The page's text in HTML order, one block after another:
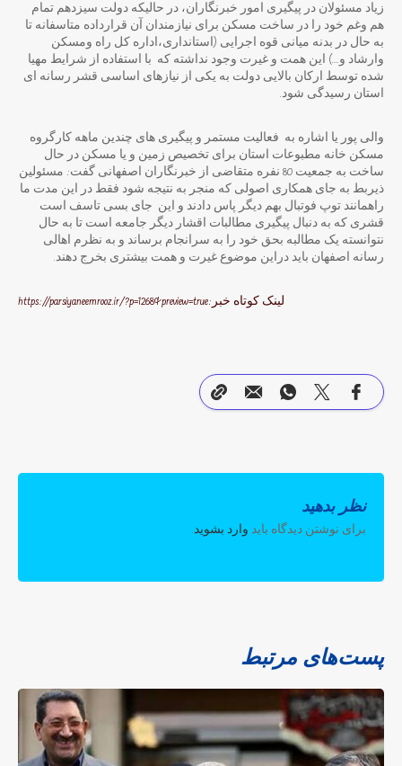
زیاد مسئولان در پیگیری امور خبرنگاران، در حالیکه دولت سیزدهم تمام
هم وغم خود را در ساخت مسکن برای نیازمندان آن قرارداده متاسفانه تا
به حال در بدنه میانی قوه اجرایی (استانداری،اداره کل راه ومسکن
وارشاد و….) این همت و غیرت وجود نداشته که با استفاده از شرایط مهیا
شده توسط ارکان بالایی دولت به یکی از نیازهای اساسی قشر رسانه ای
استان رسیدگی شود.
والی پور یا اشاره به فعالیت مستمر و پیگیری های چندین ماهه کارگروه
مسکن خانه مطبوعات استان برای تخصیص زمین و یا مسکن در حال
ساخت به جمعیت 80 نفره متقاضی از خبرنگاران اصفهانی گفت: مسئولین
ذیربط به جای همکاری اصولی که منجر به نتیجه شود فقط در این مدت ما
راهمانند توپ فوتبال بهم دیگر پاس دادند و این جای بسی تاسف است
قشری که به دنبال پیگیری مطالبات اقشار دیگر جامعه است تا به حال
نتوانسته یک مطالبه بحق خود را به سرانجام برساند و به نظرم اهالی
رسانه اصفهان باید دراین موضوع غیرت و همت بیشتری بخرج دهند.
لینک کوتاه خبر:https://parsiyaneemrooz.ir/?p=1268&preview=true
نظر بدهید
برای نوشتن دیدگاه باید وارد بشوید.
پست‌های مرتبط